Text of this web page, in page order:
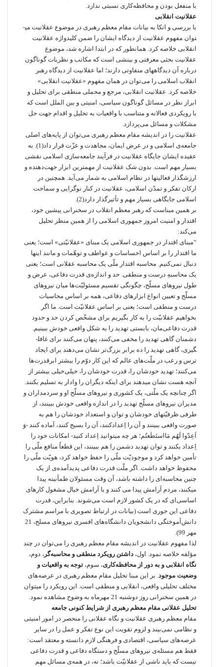
با منفعل بودن و محافظه‌­کاری نسبتی ندارد.
عقلانیت انقلابی
با بررسی و اتکا به بیانات مقام معظم رهبری در موضوع عقلانیت می­
توان مفهوم عقلانیت از دیدگاه ایشان را ضمن کلیدواژه عقلانیت
انقلابی خلاصه کرد. همانطور که در ابتدا اشاره شد، موضوع
عقلانیت بحثی معرفتی و بینشی است که مکاتب و نظریات گوناگون
درباره آن دیدگاه­های متفاوتی دارند؛ اما عقلانیت از دیدگاه رهبر
انقلاب اسلامی را می­‌توان در همان مفهوم «عقلانیت انقلابی»
خلاصه کرد. عقلانیت انقلابی، مرجع و محملی منطقی برای تحلیل و
ابراز نظر در مسائل گوناگون سیاسی، امنیتی و بین الملل است که
با رویکردی فعالانه و متناسب با واقعیات به تحلیل و اقدام جهت حل
مشکلات و مسائل می‌­پردازد.
عقلانیت را در اندیشه مقام معظم رهبری می­‌توان از پایه‌های اصلی
جامعه‌ی اسلامی و در عرض ایمان، مجاهدت و عزّت قرار داد(1). به
عقیده ایشان جایگاه عقلانیت در فرآیند جامعه‌سازی اسلامی نقشی
بسیار مهم است. بدون شک عقلانیت از مهم­ترین ابزار جهت‌دهنده و
ارزش­گذار فعالیت­ها در نظام اسلامی به شمار می­‌آید. همچنین در
ارکان تفکر و تمدّن اسلامی، عقلانیت در کنار نوگرایی و سماحت
اسلامی جایگاهی بسیار مهم و تأثیرگذار دارد(2).
بر همین مبناست که رهبر معظم انقلاب در سخنرانی پیشین خود،
اقتدار و امنیت امروز جمهوری اسلامی را از همین منظر تحلیل
می‌کند:
“مبنای اقتدار در جمهوری اسلامی یک مبنای «عقلانیّتی» است؛ یعنی
ما اقتدار را بر اساس احساسات و عواطف و توهّمات و مانند اینها
دنبال نمی‌­کنیم. محاسبه‌ اقتدار ملّی یک محاسبه‌ عقلانی است؛ یعنی
یک محاسبه‌ِ درست و منطقی. حد و اندازه‌ی قدرت دفاعی، عرض و
طول نیروهای مسلّح، چگونگی تقسیم مسئولیّت‌ها میان نیروهای
مسلّح و تعیین انواع ابزارهای دفاعی، همه بر اساس محاسبات
درست و منطقی است؛ یعنی بر اساس عقلانیّت است. ما اگر
بخواهیم عقلانیّت را به کار بگیریم برای مشخّص‌ کردن حد و حدود
قدرت دفاعی‌مان، بایستی تهدید را به شکل واقعی خودش ببینیم.
دشمنان گاهی تهدید را مخفی می‌کنند، پنهان می­‌کنند برای غافل­
گیری، گاهی تهدید را ده برابر بزرگ‌تر نشان می‌­دهند برای ایجاد
ترس و رعب در ملّت­‌های عالم که این کار دوّم را بیشتر ابرقدرت‌ها
می‌­کنند؛ تهدید خودشان را، قدرت خودشان را، خیلی‌خیلی بیشتر از
آنچه هست نشان می­دهند برای اینکه دیگران را وادار به تسلیم بکنند.
اگر چنانچه یک ملّتی، یک کشوری و نیروهای مسلّح او و سردمداران و
مدیران نیروهای مسلّح تهدید را در اندازه‌ واقعی خودش ببینند، از
طرفی ظرفیّت­های خودشان و توان و استعداد خودشان را هم به
صورت واقعی ببینند و آن را اِعدادکنند، آن را بسیج کنند، آماده کنند -وَ
اَعِدّوا لَهُم مَااستَطَعتُم؛ هر چه میتوانید اِعداد کنید- امکانات خود را
اِعداد بکنند و توان تهدید دشمن را هم ببینند، این قطعاً منافع ملّی را
تأمین خواهد کرد و موجودیّت ملّی را حفظ خواهد کرد، هویّت ملّی را
محفوظ خواهد داشت. اگر ملّت قدرت دفاعی پدیدآمده‌ی از یک
چنین محاسبه‌ای را داشته باشد، آن وقت مسئولان طمأنینه پیدا
میکنند، مردم آرامش پیدا می کنند و با آرامش خیال مشغول کارهای
اساسی‌ای که در یک کشور لازم است می‌شوند. بنابر‌این، قدرت
دفاعی این جوری است (بیانات در ارتباط تصویری با مراسم مشترک
دانش‌آموختگی دانشجویان دانشگاه‌های افسری نیروهای مسلح، 21
مهر 99).
لذا مفهوم عقلانیت در اندیشه مقام معظم رهبری را می‌­توان در چند
مؤلفه خلاصه نمود. اول، داشتن رویکرد منطقی و محاسبه­‌گر ، دوم،
نگاه انقلابی و به دور از محافظه­‌کاری، سوم، توجه به واقعیات و
وضعیت موجود. بر این مبنا تحلیل مقام معظم رهبری در عرصه­‌های
مختلف تحلیلی واقعی، انقلابی و منطقی است. این رویکرد را می­توان
در همین سخنرانی روز دوشنبه 21 مهرماه به وضوح مشاهده نمود.
تحلیل عقلانی مقام معظم رهبری از شرایط کنونی جامعه
مقام معظم رهبری عقلانیت و نگاه عقلانی را منحصر در امور امنیتی
و نظامی نمی­‌بیند و لزوم تقویت این نوع تفکر و عمل را در سایر
عرصه‌­های سیاسی، اقتصادی و فرهنگی لازم دانسته و معتقد است:
فقط هم مسئله‌ی نیروهای مسلّح و دستگاه دفاعی و قدرت دفاعی
نیست که باید ناشی از عقلانیّت باشد؛ نه، در همه‌ی مسائل مهم